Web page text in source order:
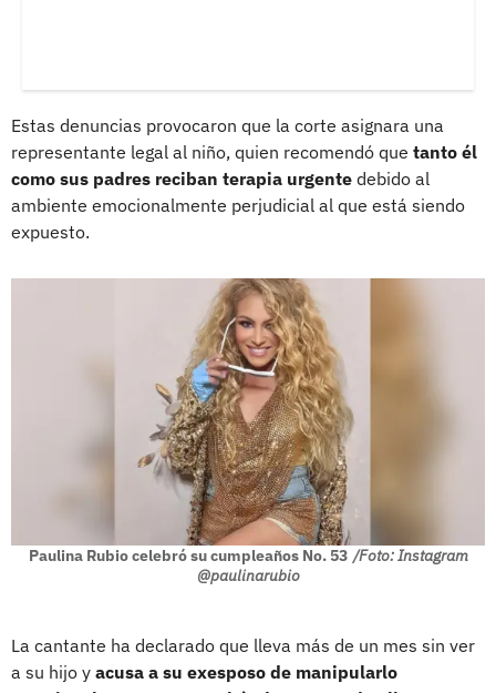
Estas denuncias provocaron que la corte asignara una
representante legal al niño, quien recomendó que tanto él
como sus padres reciban terapia urgente debido al
ambiente emocionalmente perjudicial al que está siendo
expuesto.
Paulina Rubio celebró su cumpleaños No. 53 /Foto: Instagram
@paulinarubio
La cantante ha declarado que lleva más de un mes sin ver
a su hijo y acusa a su exesposo de manipularlo